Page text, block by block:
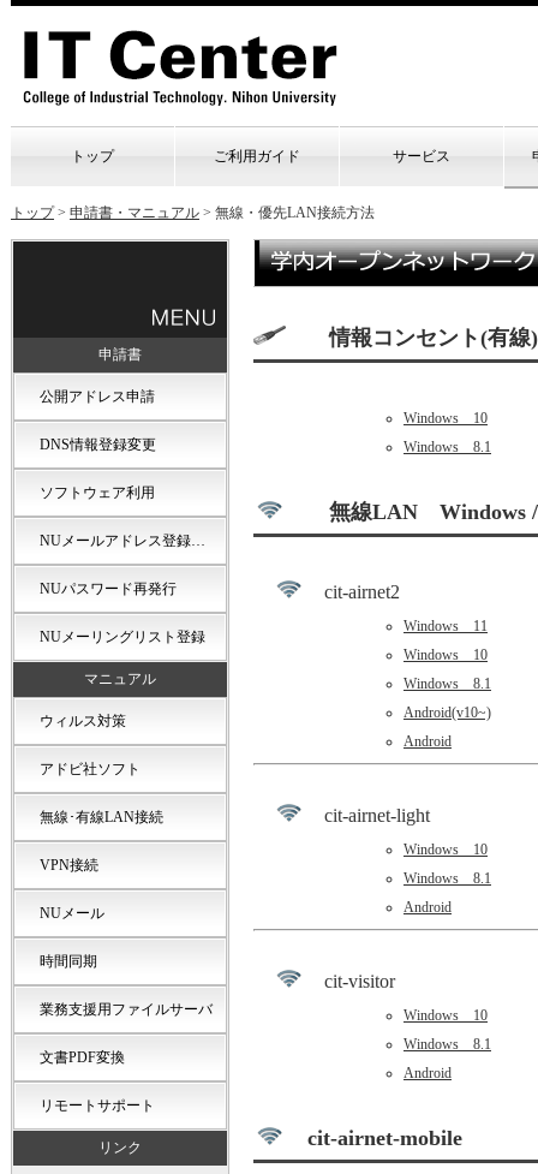
トップ ご利用ガイド サービス
トップ> 申請書・マニュアル > 無線・優先LAN接続方法
情報コンセント(有線)
Windows 10
Windows 8.1
無線LAN Windows
cit-airnet2
Windows 11
Windows 10
Windows 8.1
Android(v10~)
Android
cit-airnet-light
Windows 10
Windows 8.1
Android
cit-visitor
Windows 10
Windows 8.1
Android
cit-airnet-mobile
申請書
公開アドレス申請
DNS情報登録変更
ソフトウェア利用
NUメールアドレス登録…
NUパスワード再発行
NUメーリングリスト登録
マニュアル
ウィルス対策
アドビ社ソフト
無線･有線LAN接続
VPN接続
NUメール
時間同期
業務支援用ファイルサーバ
文書PDF変換
リモートサポート
リンク